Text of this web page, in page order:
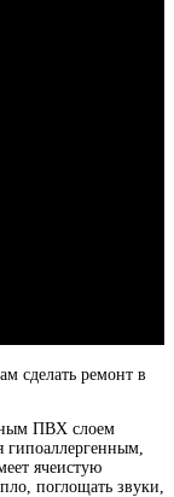
сделать ремонт в
ПВХ слоем
ячеистую
поглощать звуки,